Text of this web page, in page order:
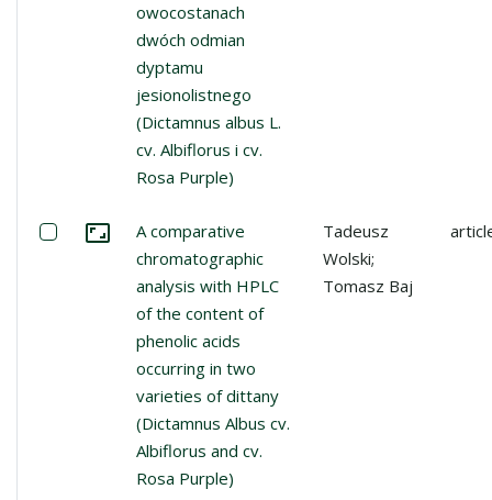
owocostanach
dwóch odmian
dyptamu
jesionolistnego
(Dictamnus albus L.
cv. Albiflorus i cv.
Rosa Purple)
Select: A comparative chromatographic analysis with
Go to the collection
A comparative
chromatographic
analysis with HPLC
of the content of
phenolic acids
occurring in two
varieties of dittany
(Dictamnus Albus cv.
Albiflorus and cv.
Rosa Purple)
Tadeusz
Wolski;
Tomasz Baj